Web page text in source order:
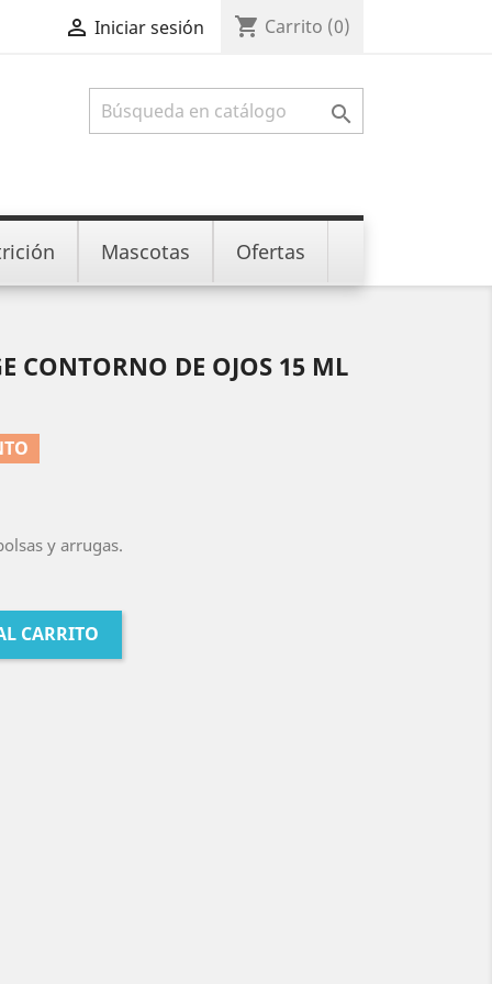
 Iniciar sesión shopping_cart Carrito (0)

Mascotas Ofertas
CONTORNO DE OJOS 15 ML
y arrugas.
CARRITO